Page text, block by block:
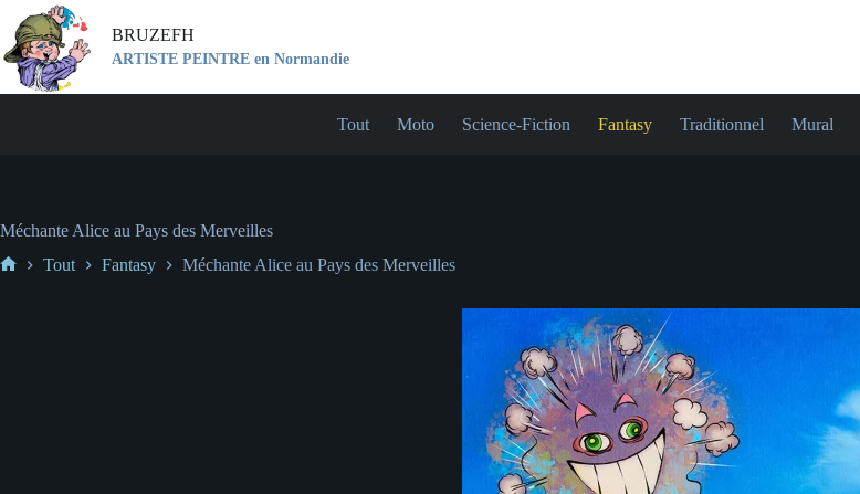
BRUZEFH
ARTISTE PEINTRE en Normandie
Tout Moto Science-Fiction Fantasy Traditionnel Mural
Méchante Alice au Pays des Merveilles
Tout
Fantasy Méchante Alice au Pays des Merveilles